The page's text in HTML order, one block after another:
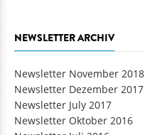
Newsletter Dezember 2017
Newsletter July 2017
Newsletter Oktober 2016
Newsletter Juli 2016